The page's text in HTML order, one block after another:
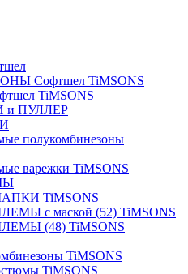
Софтшел TiMSONS
TiMSONS
и ПУЛЛЕР
полукомбинезоны
варежки TiMSONS
TiMSONS
с маской (52) TiMSONS
(48) TiMSONS
TiMSONS
TiMSONS